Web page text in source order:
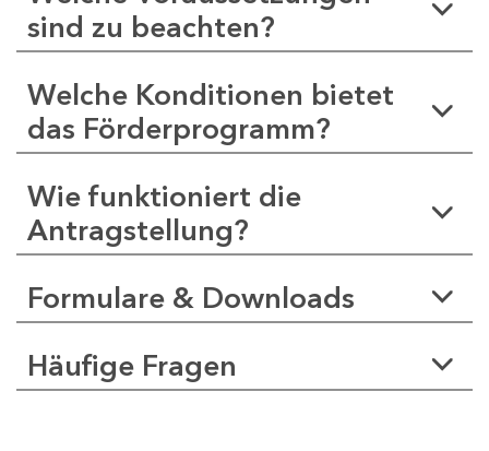
sind zu beachten?
Welche Konditionen bietet
das Förderprogramm?
Wie funktioniert die
Antragstellung?
Formulare & Downloads
Häufige Fragen